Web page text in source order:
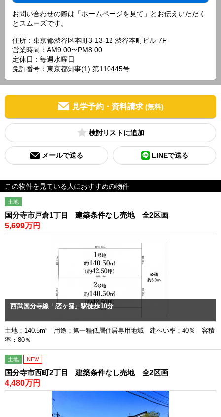
お問い合わせの際は「ホームページを見て」とお伝えいただく
とスムーズです。
住所：東京都渋谷区本町3-13-12 渋谷本町ビル 7F
営業時間：AM9:00〜PM8:00
定休日：毎週水曜日
免許番号：東京都知事(1) 第110445号
見学予約・資料請求 (無料)
検討リスト
メールで送る LINEで送る
この物件を見ている人におすすめの物件
土地
国分寺市戸倉1丁目 建築条件なし売地 全2区画
5,699万円
西武国分寺線「恋ヶ窪」駅徒歩10分
土地：140.5m² 用途：第一種低層住居専用地域 建ぺい率：40％ 容積
率：80％
土地 NEW
国分寺市西町2丁目 建築条件なし売地 全2区画
4,480万円